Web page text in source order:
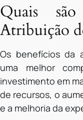
Quais
Atribuição
Os benefícios da
uma melhor
investimento em
de recursos, o
e a melhoria da